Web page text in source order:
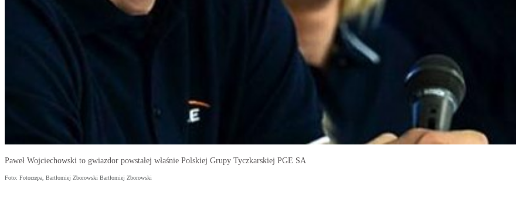
Paweł Wojciechowski to gwiazdor powstałej właśnie Polskiej Grupy Tyczkarskiej PGE SA
Foto: Fotorzepa, Bartłomiej Zborowski Bartłomiej Zborowski